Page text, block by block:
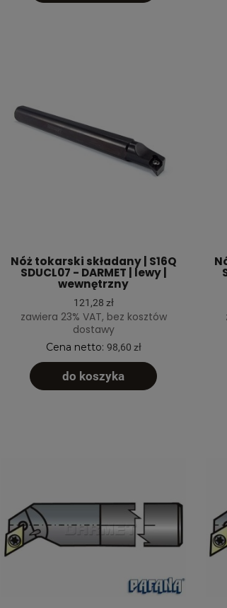
Nóż tokarski składany | S16Q
SDUCL07 - DARMET | lewy |
wewnętrzny
121,28 zł
zawiera 23% VAT, bez kosztów
dostawy
Cena netto: 98,60 zł
do koszyka